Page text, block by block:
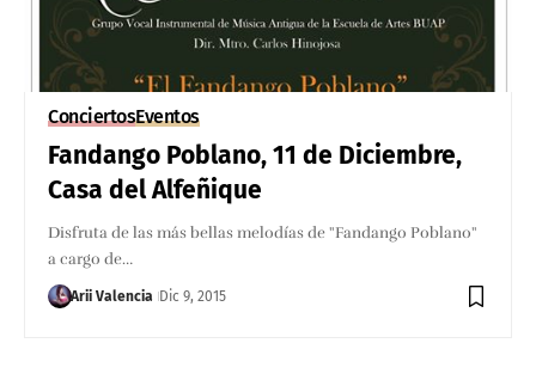
ConciertosEventos
Fandango Poblano, 11 de Diciembre,
Casa del Alfeñique
Disfruta de las más bellas melodías de "Fandango Poblano"
a cargo de…
Arii Valencia Dic 9, 2015